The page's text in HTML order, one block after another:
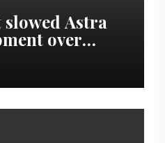
slowed Astra
over
| VseTime.ru